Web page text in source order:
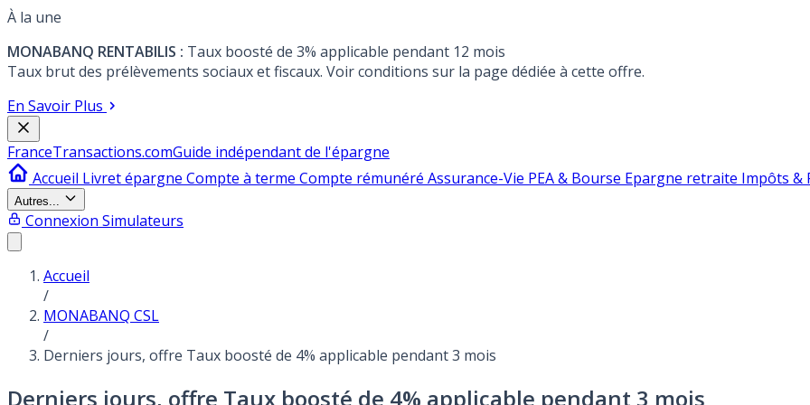
À la une
MONABANQ RENTABILIS : Taux boosté de 3% applicable pendant 12 mois
Taux brut des prélèvements sociaux et fiscaux. Voir conditions sur la page dédiée à cette offre.
En Savoir Plus
FranceTransactions.comGuide indépendant de l'épargne
Accueil Livret épargne Compte à terme Compte rémunéré Assurance-Vie PEA & Bourse Epargne retraite Impôts &
Autres...
Connexion Simulateurs
Accueil
/
MONABANQ CSL
/
Derniers jours, offre Taux boosté de 4% applicable pendant 3 mois
Derniers jours, offre Taux boosté de 4% applicable pendant 3 mois